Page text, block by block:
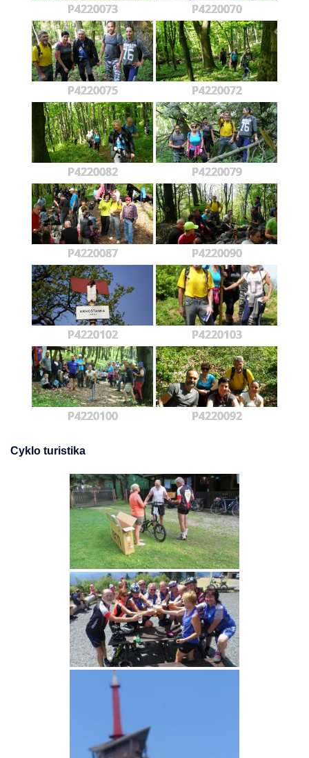
P4220073 P4220070
P4220075 P4220072
P4220082 P4220079
P4220087 P4220090
P4220102 P4220103
P4220100 P4220092
Cyklo turistika